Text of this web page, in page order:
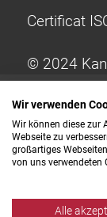
Certificat
© 2024
Wir verwenden
Wir können diese zur
Webseite zu
großartiges
von uns verwendeten
Alle